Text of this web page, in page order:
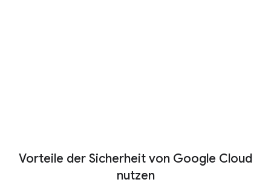
Vorteile der Sicherheit von Google Cloud
nutzen